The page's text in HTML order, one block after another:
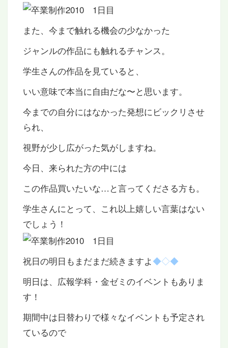
また、今まで触れる機会の少なかった
ジャンルの作品にも触れるチャンス。
学生さんの作品を見ていると、
いい意味で本当に自由だな〜と思います。
今までの自分にはなかった発想にビックリさせ
られ、
視野が少し広がった気がしますね。
今日、来られた方の中には
この作品買いたいな…と言ってくださる方も。
学生さんにとって、これ以上嬉しい言葉はない
でしょう！
祝日の明日もまだまだ続きますよ ◆◇◆
明日は、広報学科・金ゼミのイベントもありま
す！
期間中は日替わりで様々なイベントも予定され
ているので